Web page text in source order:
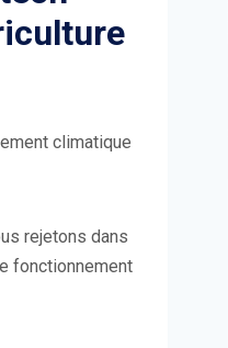
climatique
rejetons dans
fonctionnement